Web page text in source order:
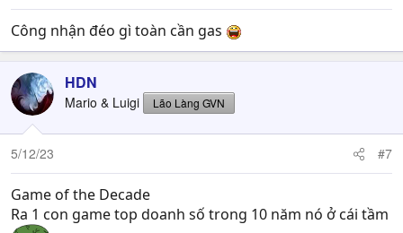
Công nhận đéo gì toàn cần gas
HDN
Mario & Luigi Lão Làng GVN
5/12/23 #7
Game of the Decade
Ra 1 con game top doanh số trong 10 năm nó ở cái tầm